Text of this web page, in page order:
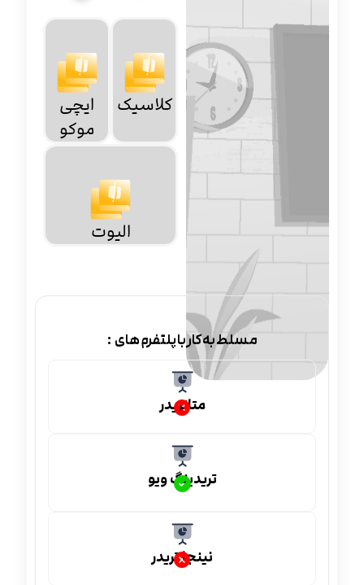
کلاسیک
ایچی
موکو
الیوت
مسلط به کار با پلتفرم های :
متاتریدر
تریدینگ ویو
نینجا تریدر